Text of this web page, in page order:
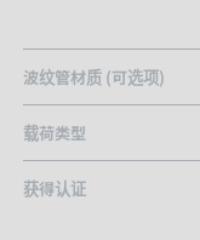
波纹管材质 (可选项)
载荷类型
获得认证